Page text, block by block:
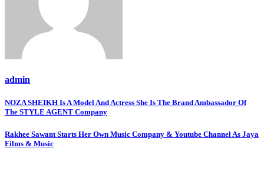
admin
Post
navigation
NOZA SHEIKH Is A Model And Actress She Is The Brand Ambassador Of
The STYLE AGENT Company
Rakhee Sawant Starts Her Own Music Company & Youtube Channel As Jaya
Films & Music